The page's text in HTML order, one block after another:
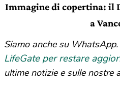
Immagine di copertina: il
a
Siamo anche su WhatsApp.
LifeGate per restare
ultime notizie e sulle nostre